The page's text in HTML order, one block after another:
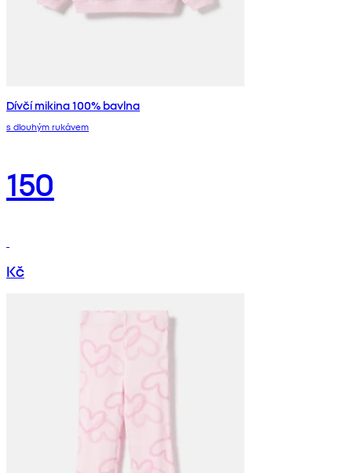
Dívčí mikina 100% bavlna
s dlouhým rukávem
150
Kč